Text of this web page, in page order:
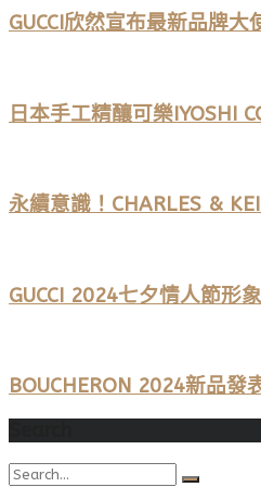
GUCCI欣然宣布最新品牌
日本手工精釀可樂IYOSHI
永續意識！CHARLES &
GUCCI 2024七夕情人節形
BOUCHERON 2024新品